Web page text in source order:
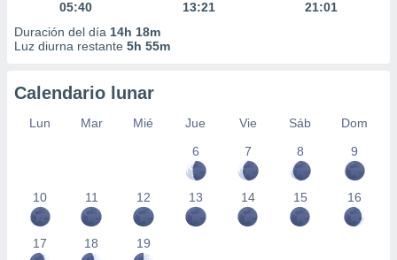
05:40
13:21
21:01
Duración del día 14h 18m
Luz diurna restante 5h 55m
Calendario lunar
Lun Mar Mié Jue Vie Sáb
Dom
6
7 8 9
10 11 12 13 14 15 16
17 18 19